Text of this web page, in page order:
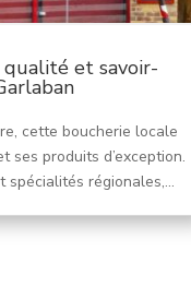
qualité et savoir-
cette boucherie locale
ses produits d’exception.
spécialités régionales,...